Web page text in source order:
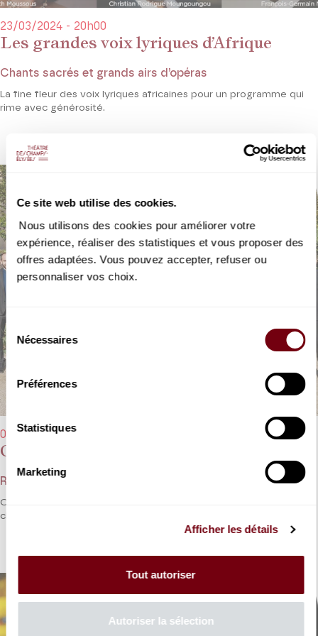
Ce site web utilise des cookies.
Nous utilisons des cookies pour améliorer votre
expérience, réaliser des statistiques et vous proposer des
offres adaptées. Vous pouvez accepter, refuser ou
personnaliser vos choix.
Sélection
du
consentement
Nécessaires
Préférences
Statistiques
Marketing
Afficher les détails
Tout autoriser
Autoriser la sélection
Les grandes voix lyriques d’Afrique
23/03/2024 - 20h00
Chants sacrés et grands airs d’opéras
La fine fleur des voix lyriques africaines pour un programme qui
rime avec générosité.
Opera Fuoco fête ses 20 ans
09/04/2024 - 20h00
Rossini, Haendel, Gounod, Mozart, Offenbach...
Opera Fuoco fête ses 20 ans en compagnie de la fine fleur du
chant français.